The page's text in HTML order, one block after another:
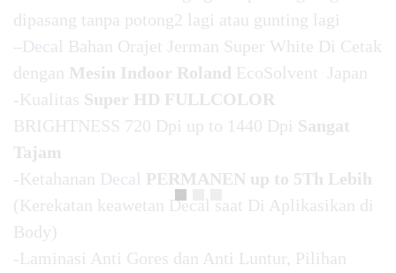
dipasang tanpa potong2 lagi atau gunting lagi
–Decal Bahan Orajet Jerman Super White Di Cetak
dengan Mesin Indoor Roland EcoSolvent Japan
-Kualitas Super HD FULLCOLOR
BRIGHTNESS 720 Dpi up to 1440 Dpi Sangat
Tajam
-Ketahanan Decal PERMANEN up to 5Th Lebih
(Kerekatan keawetan Decal saat Di Aplikasikan di
Body)
-Laminasi Anti Gores dan Anti Luntur, Pilihan